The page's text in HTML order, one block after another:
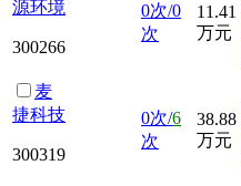
源环境
300266
0次/0
次
11.41
万元
麦
捷科技
300319
0次/6
次
38.88
万元